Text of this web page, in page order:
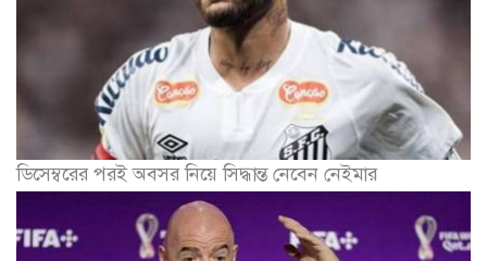
ডিসেম্বরের পরই অবসর নিয়ে সিদ্ধান্ত নেবেন নেইমার